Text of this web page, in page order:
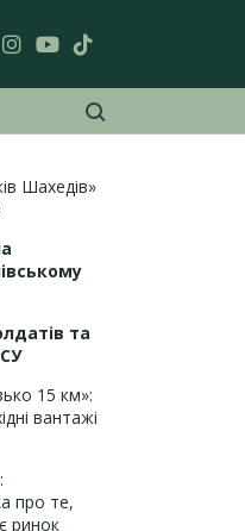
Шахедів»
та
15 км»:
вантажі
про те,
ринок